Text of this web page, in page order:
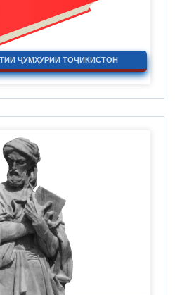
ҶУМҲУРИИ ТОҶИКИСТОН